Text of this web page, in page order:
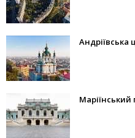
Андріївська
Маріїнський